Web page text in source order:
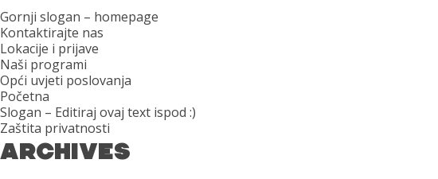
Gornji slogan – homepage
Kontaktirajte nas
Lokacije i prijave
Naši programi
Opći uvjeti poslovanja
Početna
Slogan – Editiraj ovaj text ispod :)
Zaštita privatnosti
ARCHIVES